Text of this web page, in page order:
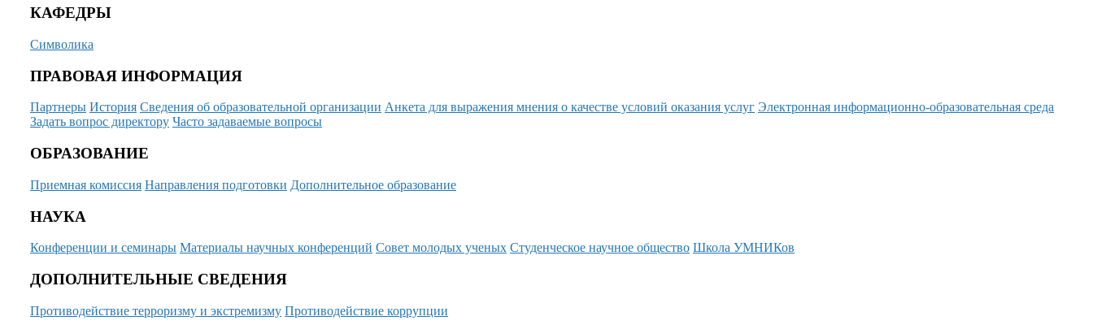
КАФЕДРЫ
Символика
ПРАВОВАЯ ИНФОРМАЦИЯ
Партнеры История Сведения об образовательной организации Анкета для выражения мнения о качестве условий оказания услуг Электронная информационно-образовательная среда
Задать вопрос директору Часто задаваемые вопросы
ОБРАЗОВАНИЕ
Приемная комиссия Направления подготовки Дополнительное образование
НАУКА
Конференции и семинары Материалы научных конференций Совет молодых ученых Студенческое научное общество Школа УМНИКов
ДОПОЛНИТЕЛЬНЫЕ СВЕДЕНИЯ
Противодействие терроризму и экстремизму Противодействие коррупции